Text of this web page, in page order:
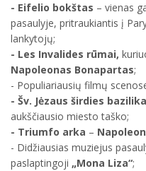
- Eifelio bokštas – vienas
pasaulyje, pritraukiantis į
lankytojų;
- Les Invalides rūmai,
Napoleonas Bonapartas;
- Populiariausių filmų
- Šv. Jėzaus širdies bazilika
aukščiausio miesto taško;
- Triumfo arka –
- Didžiausias muziejus
paslaptingoji „Mona Liza“;